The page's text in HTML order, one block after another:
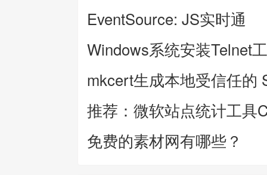
EventSource: JS实时通
Windows系统安装Telnet工
mkcert生成本地受信任的
推荐：微软站点统计工具
免费的素材网有哪些？